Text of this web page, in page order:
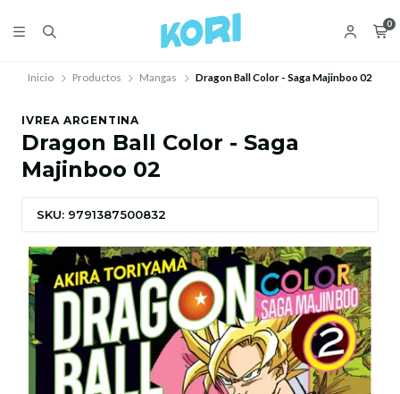
0
Inicio Productos Mangas Dragon Ball Color - Saga Majinboo 02
IVREA ARGENTINA
Dragon Ball Color - Saga
Majinboo 02
SKU: 9791387500832